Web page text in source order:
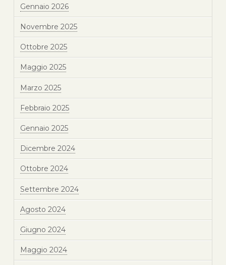
Gennaio 2026
Novembre 2025
Ottobre 2025
Maggio 2025
Marzo 2025
Febbraio 2025
Gennaio 2025
Dicembre 2024
Ottobre 2024
Settembre 2024
Agosto 2024
Giugno 2024
Maggio 2024